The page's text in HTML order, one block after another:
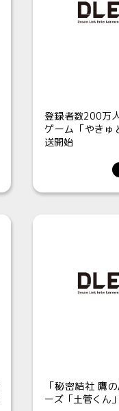
登録者数200万
ゲーム「やきゅ
送開始
「秘密結社 鷹
ーズ「土管くん